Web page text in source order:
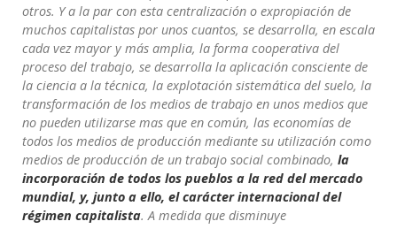
otros. Y a la par con esta centralización o expropiación de
muchos capitalistas por unos cuantos, se desarrolla, en escala
cada vez mayor y más amplia, la forma cooperativa del
proceso del trabajo, se desarrolla la aplicación consciente de
la ciencia a la técnica, la explotación sistemática del suelo, la
transformación de los medios de trabajo en unos medios que
no pueden utilizarse mas que en común, las economías de
todos los medios de producción mediante su utilización como
medios de producción de un trabajo social combinado, la
incorporación de todos los pueblos a la red del mercado
mundial, y, junto a ello, el carácter internacional del
régimen capitalista. A medida que disminuye